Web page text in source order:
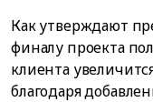
Как утверждают
финалу проекта
клиента
благодаря